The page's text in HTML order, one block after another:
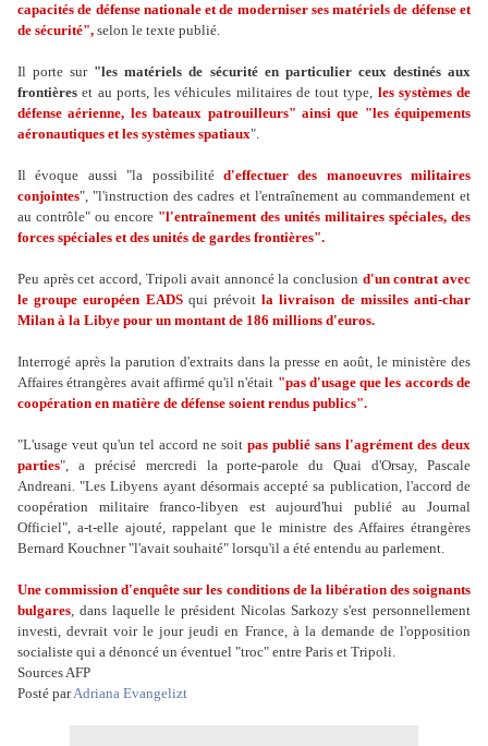
capacités de défense nationale et de moderniser ses matériels de défense et
de sécurité", selon le texte publié.
Il porte sur "les matériels de sécurité en particulier ceux destinés aux
frontières et au ports, les véhicules militaires de tout type, les systèmes de
défense aérienne, les bateaux patrouilleurs" ainsi que "les équipements
aéronautiques et les systèmes spatiaux".
Il évoque aussi "la possibilitéd'effectuer des manoeuvres militaires
conjointes", "l'instruction des cadres et l'entraînement au commandement et
au contrôle" ou encore "l'entraînement des unités militaires spéciales, des
forces spéciales et des unités de gardes frontières".
Peu après cet accord, Tripoli avait annoncé la conclusion d'un contrat avec
le groupe européen EADSqui prévoitla livraison de missiles anti-char
Milan à la Libye pour un montant de 186 millions d'euros.
Interrogé après la parution d'extraits dans la presse en août, le ministère des
Affaires étrangères avait affirmé qu'il n'était "pas d'usage que les accords de
coopération en matière de défense soient rendus publics".
"L'usage veut qu'un tel accord ne soit pas publié sans l'agrément des deux
parties", a précisé mercredi la porte-parole du Quai d'Orsay, Pascale
Andreani. "Les Libyens ayant désormais accepté sa publication, l'accord de
coopération militaire franco-libyen est aujourd'hui publié au Journal
Officiel", a-t-elle ajouté, rappelant que le ministre des Affaires étrangères
Bernard Kouchner "l'avait souhaité" lorsqu'il a été entendu au parlement.
Une commission d'enquête sur les conditions de la libération des soignants
bulgares, dans laquelle le président Nicolas Sarkozy s'est personnellement
investi, devrait voir le jour jeudi en France, à la demande de l'opposition
socialiste qui a dénoncé un éventuel "troc" entre Paris et Tripoli.
Sources AFP
Posté parAdriana Evangelizt